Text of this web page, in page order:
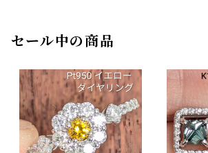
セール中の商品